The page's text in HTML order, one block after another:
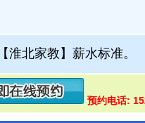
淮北家教】薪水标准。
预约电话: